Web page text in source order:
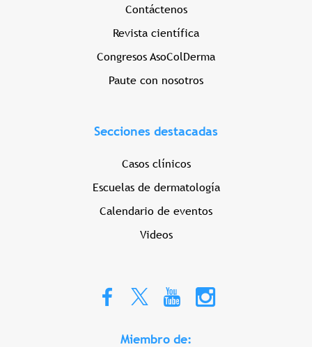
Contáctenos
Revista científica
Congresos AsoColDerma
Paute con nosotros
Secciones destacadas
Casos clínicos
Escuelas de dermatología
Calendario de eventos
Videos
Miembro de: